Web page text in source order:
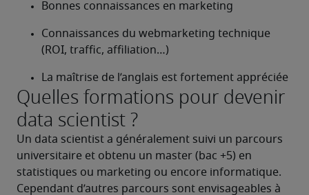
Bonnes connaissances en marketing
Connaissances du webmarketing technique
(ROI, traffic, affiliation…)
La maîtrise de l’anglais est fortement appréciée
Quelles formations pour devenir
data scientist ?
Un data scientist a généralement suivi un parcours
universitaire et obtenu un master (bac +5) en
statistiques ou marketing ou encore informatique.
Cependant d’autres parcours sont envisageables à